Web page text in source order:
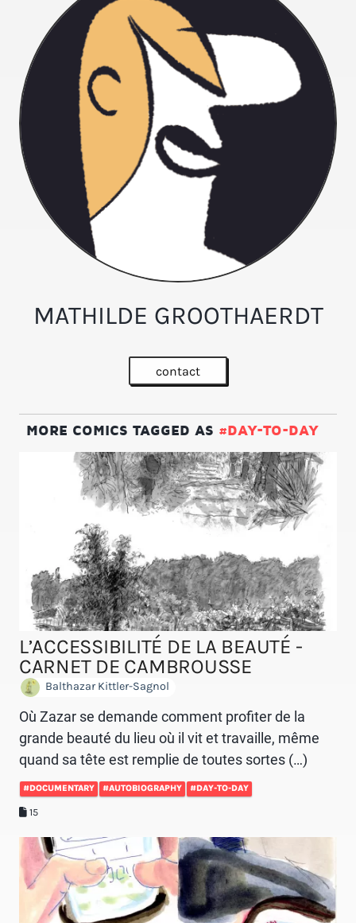
MATHILDE GROOTHAERDT
contact
MORE COMICS TAGGED AS #DAY-TO-DAY
L’ACCESSIBILITÉ DE LA BEAUTÉ -
CARNET DE CAMBROUSSE
Balthazar Kittler-Sagnol
Où Zazar se demande comment profiter de la
grande beauté du lieu où il vit et travaille, même
quand sa tête est remplie de toutes sortes (…)
#DOCUMENTARY #AUTOBIOGRAPHY #DAY-TO-DAY
15